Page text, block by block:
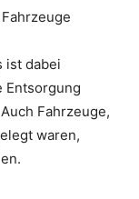
ist dabei
Entsorgung
Fahrzeuge,
waren,